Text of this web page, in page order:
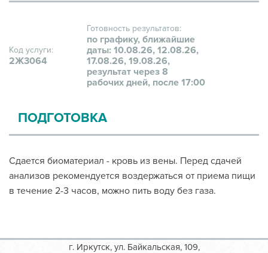
Код услуги:
2Ж3064
Готовность результатов:
по графику, ближайшие
даты: 10.08.26, 12.08.26,
17.08.26, 19.08.26,
результат через 8
рабочих дней, после 17:00
ПОДГОТОВКА
Сдается биоматериал - кровь из вены. Перед сдачей
анализов рекомендуется воздержаться от приема пищи
в течение 2-3 часов, можно пить воду без газа.
г. Иркутск, ул. Байкальская, 109,